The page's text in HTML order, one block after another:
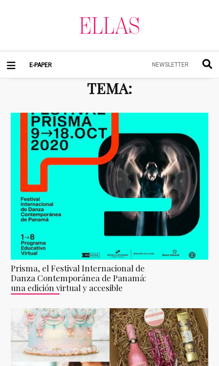
E-PAPER NEWSLETTER
TEMA:
Prisma, el Festival Internacional de
Danza Contemporánea de Panamá:
una edición virtual y accesible